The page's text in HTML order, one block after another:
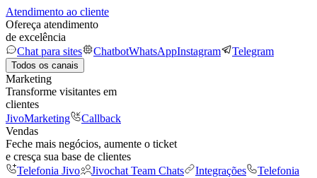
Atendimento ao cliente
Ofereça atendimento
de excelência
Chat para sites
ChatbotWhatsAppInstagram Telegram
Todos os canais
Marketing
Transforme visitantes em
clientes
JivoMarketing
Callback
Vendas
Feche mais negócios, aumente o ticket
e cresça sua base de clientes
Telefonia Jivo
Jivochat Team Chats Integrações
Telefonia